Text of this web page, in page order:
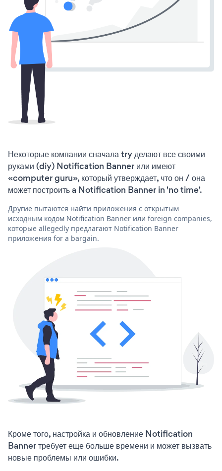
Некоторые компании сначала try делают все своими
руками (diy) Notification Banner или имеют
«computer guru», который утверждает, что он / она
может построить a Notification Banner in 'no time'.
Другие пытаются найти приложения с открытым
исходным кодом Notification Banner или foreign companies,
которые allegedly предлагают Notification Banner
приложения for a bargain.
Кроме того, настройка и обновление Notification
Banner требует еще больше времени и может вызвать
новые проблемы или ошибки.